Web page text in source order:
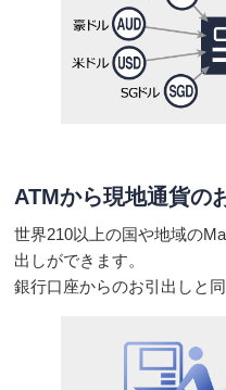
ATMから現地通貨の
世界210以上の国や地域の
出しができます。
銀行口座からのお引出しと